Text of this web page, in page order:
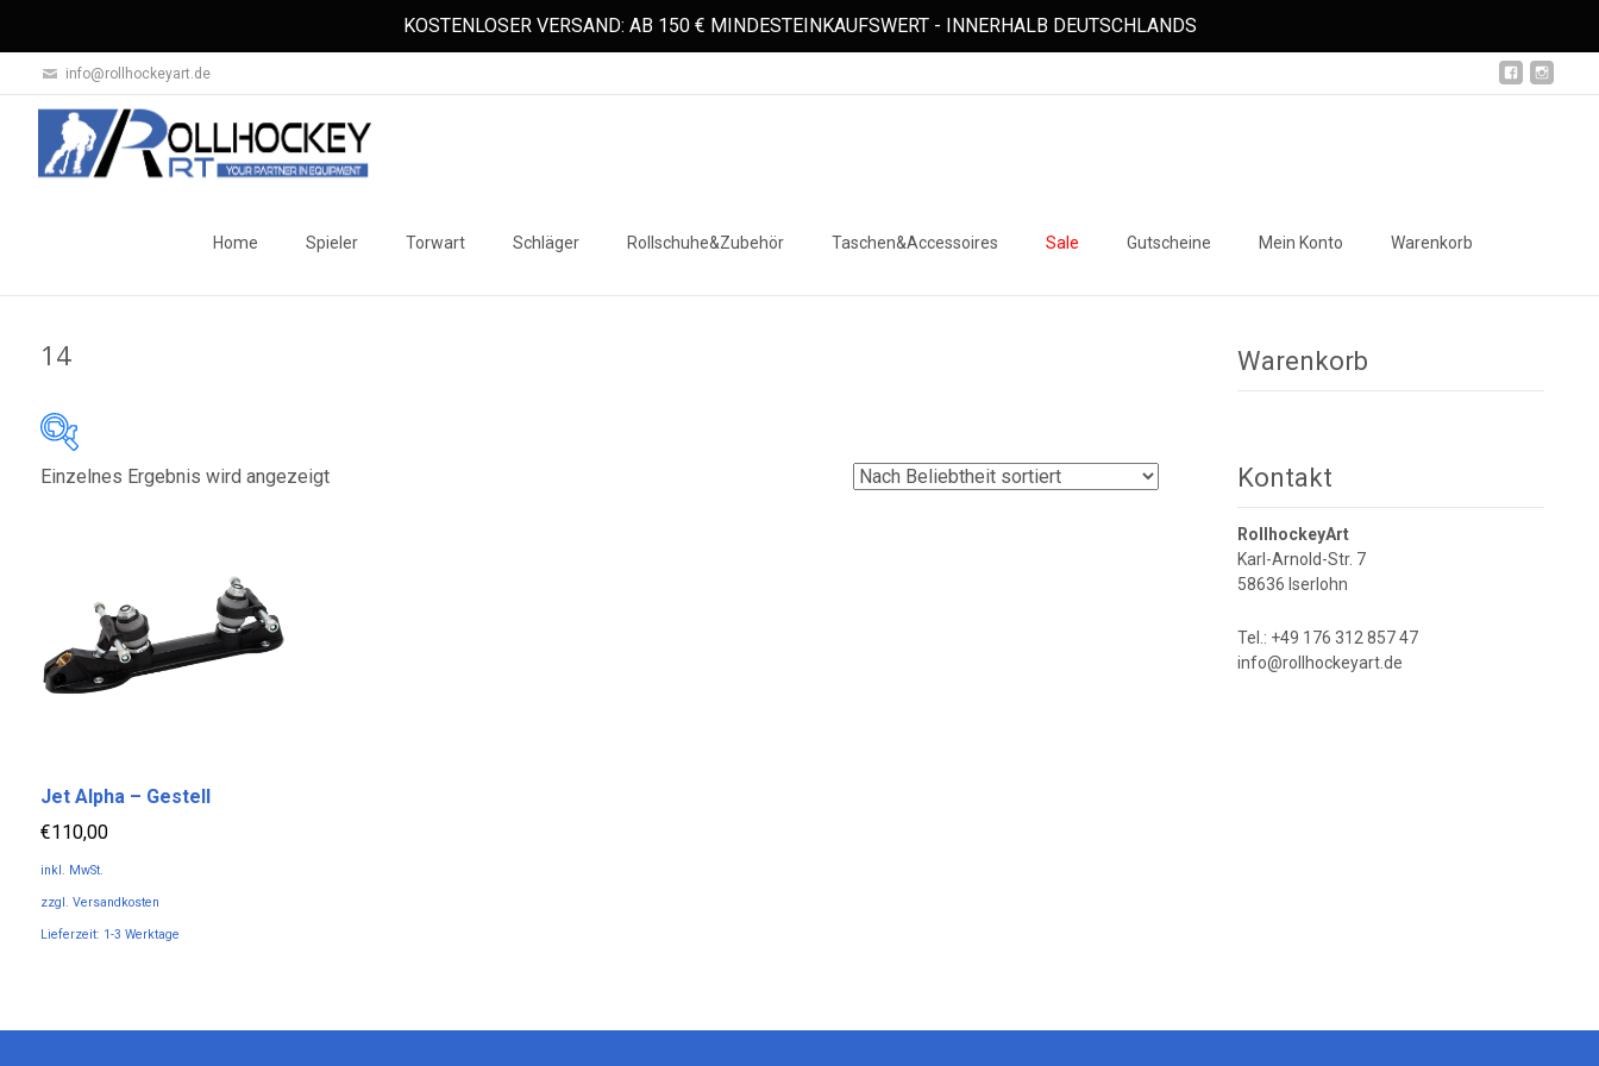
KOSTENLOSER VERSAND: AB 150 € MINDESTEINKAUFSWERT - INNERHALB DEUTSCHLANDS
info@rollhockeyart.de
Home Spieler Torwart Schläger Rollschuhe&Zubehör Taschen&Accessoires Sale Gutscheine Mein Konto Warenkorb
14
Einzelnes Ergebnis wird angezeigt
Jet Alpha – Gestell
€110,00
inkl. MwSt.
zzgl. Versandkosten
Lieferzeit: 1-3 Werktage
Warenkorb
Kontakt
RollhockeyArt
Karl-Arnold-Str. 7
58636 Iserlohn
Tel.: +49 176 312 857 47
info@rollhockeyart.de